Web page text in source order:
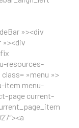
»><div
»><div
resources-
»menu »>
item menu-
page current-